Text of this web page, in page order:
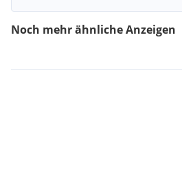
Noch mehr ähnliche Anzeigen